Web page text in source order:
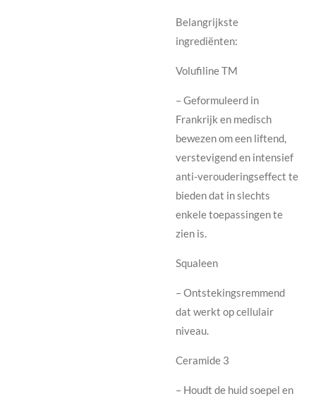
Belangrijkste
ingrediënten:
Volufiline TM
– Geformuleerd in
Frankrijk en medisch
bewezen om een ​​liftend,
verstevigend en intensief
anti-verouderingseffect te
bieden dat in slechts
enkele toepassingen te
zien is.
Squaleen
– Ontstekingsremmend
dat werkt op cellulair
niveau.
Ceramide 3
– Houdt de huid soepel en